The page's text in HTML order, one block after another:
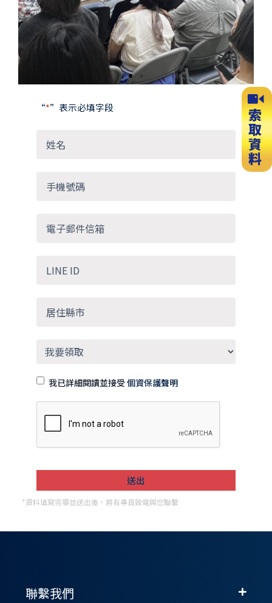
“*”表示必填字段
我已詳細閱讀並接受 個資保護聲明
*資料填寫完畢並送出後，將有專員致電與您聯繫
slide
slide
聯繫我們